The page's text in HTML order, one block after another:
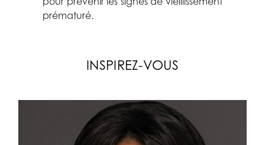
pour prévenir les signes de vieillissement
prématuré.
INSPIREZ-VOUS